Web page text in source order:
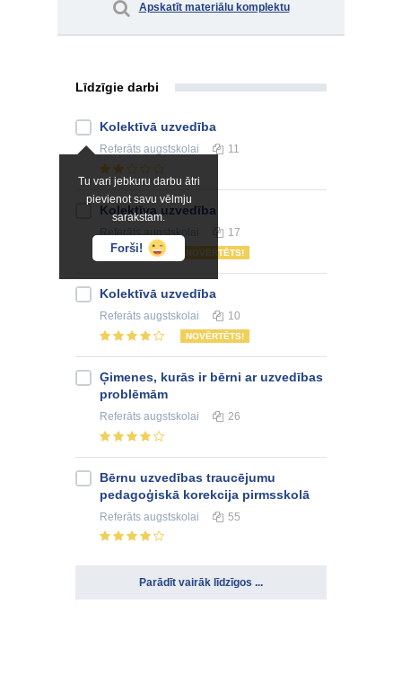
Apskatīt materiālu komplektu
Līdzīgie darbi
Tu vari jebkuru darbu ātri
pievienot savu vēlmju
sarakstam.
Forši!
Kolektīvā uzvedība
Referāts augstskolai 11
Kolektīva uzvedība
Referātsaugstskolai 17
NOVĒRTĒTS!
Kolektīvā uzvedība
Referāts augstskolai 10
NOVĒRTĒTS!
Ģimenes, kurās ir bērni ar uzvedības
problēmām
Referāts augstskolai 26
Bērnu uzvedības traucējumu
pedagoģiskā korekcija pirmsskolā
Referāts augstskolai 55
Parādīt vairāk līdzīgos ...